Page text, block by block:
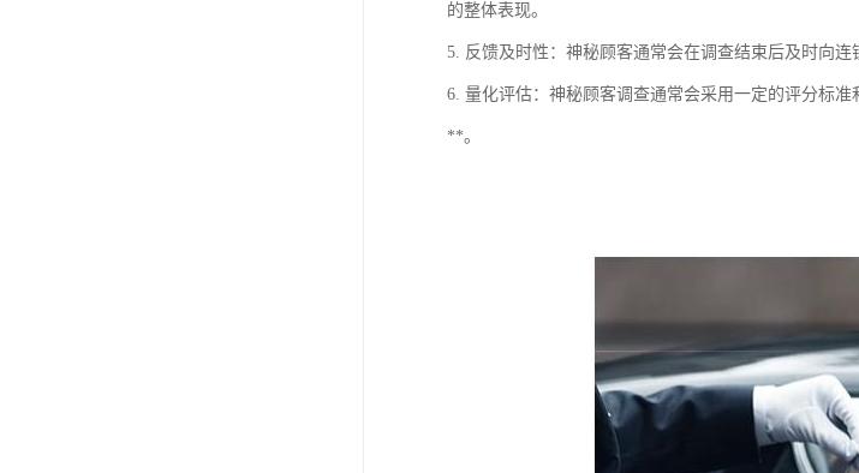
的整体表现。
5. 反馈及时性：神秘顾客通常会在调查结束后及时向
6. 量化评估：神秘顾客调查通常会采用一定的评分标
**。